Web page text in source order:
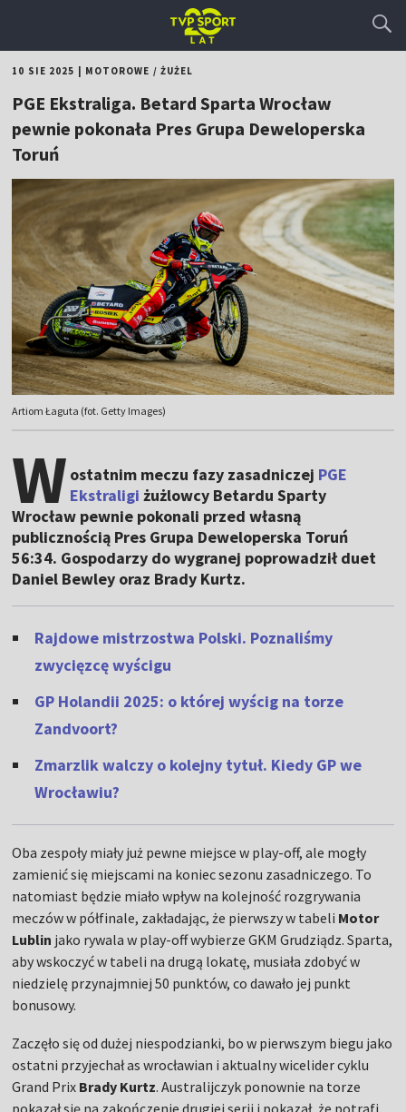
10 SIE 2025 MOTOROWE / ŻUŻEL
PGE Ekstraliga. Betard Sparta Wrocław
pewnie pokonała Pres Grupa Deweloperska
Toruń
Artiom Łaguta (fot. Getty Images)
W ostatnim meczu fazy zasadniczej PGE
Ekstraligi żużlowcy Betardu Sparty
Wrocław pewnie pokonali przed własną
publicznością Pres Grupa Deweloperska Toruń
56:34. Gospodarzy do wygranej poprowadził duet
Daniel Bewley oraz Brady Kurtz.
Rajdowe mistrzostwa Polski. Poznaliśmy
zwycięzcę wyścigu
GP Holandii 2025: o której wyścig na torze
Zandvoort?
Zmarzlik walczy o kolejny tytuł. Kiedy GP we
Wrocławiu?
Oba zespoły miały już pewne miejsce w play-off, ale mogły
zamienić się miejscami na koniec sezonu zasadniczego. To
natomiast będzie miało wpływ na kolejność rozgrywania
meczów w półfinale, zakładając, że pierwszy w tabeli Motor
Lublin jako rywala w play-off wybierze GKM Grudziądz. Sparta,
aby wskoczyć w tabeli na drugą lokatę, musiała zdobyć w
niedzielę przynajmniej 50 punktów, co dawało jej punkt
bonusowy.
Zaczęło się od dużej niespodzianki, bo w pierwszym biegu jako
ostatni przyjechał as wrocławian i aktualny wicelider cyklu
Grand Prix Brady Kurtz. Australijczyk ponownie na torze